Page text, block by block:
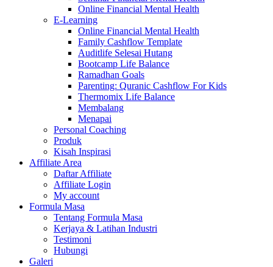
Online Financial Mental Health
E-Learning
Online Financial Mental Health
Family Cashflow Template
Auditlife Selesai Hutang
Bootcamp Life Balance
Ramadhan Goals
Parenting: Quranic Cashflow For Kids
Thermomix Life Balance
Membalang
Menapai
Personal Coaching
Produk
Kisah Inspirasi
Affiliate Area
Daftar Affiliate
Affiliate Login
My account
Formula Masa
Tentang Formula Masa
Kerjaya & Latihan Industri
Testimoni
Hubungi
Galeri